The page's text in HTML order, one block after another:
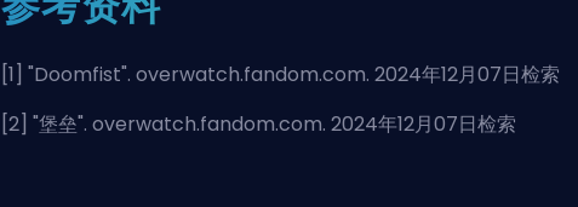
[1] "Doomfist". overwatch.fandom.com. 2024年12月07日检索
[2] "堡垒". overwatch.fandom.com. 2024年12月07日检索